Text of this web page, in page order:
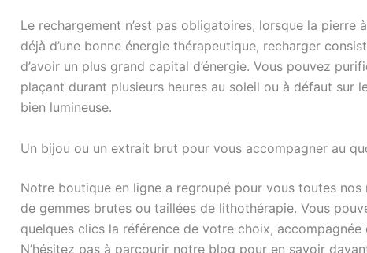
Le rechargement n’est pas obligatoires, lorsque la pierre
déjà d’une bonne énergie thérapeutique, recharger
d’avoir un plus grand capital d’énergie. Vous pouvez
plaçant durant plusieurs heures au soleil ou à défaut sur
bien lumineuse.
Un bijou ou un extrait brut pour vous accompagner au
Notre boutique en ligne a regroupé pour vous toutes
de gemmes brutes ou taillées de lithothérapie. Vous
quelques clics la référence de votre choix, accompagnée
N’hésitez pas à parcourir notre blog pour en savoir